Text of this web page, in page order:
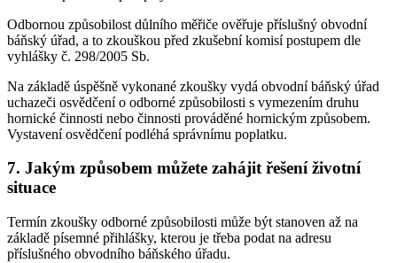
Odbornou způsobilost důlního měřiče ověřuje příslušný obvodní
báňský úřad, a to zkouškou před zkušební komisí postupem dle
vyhlášky č. 298/2005 Sb.
Na základě úspěšně vykonané zkoušky vydá obvodní báňský úřad
uchazeči osvědčení o odborné způsobilosti s vymezením druhu
hornické činnosti nebo činnosti prováděné hornickým způsobem.
Vystavení osvědčení podléhá správnímu poplatku.
7. Jakým způsobem můžete zahájit řešení životní
situace
Termín zkoušky odborné způsobilosti může být stanoven až na
základě písemné přihlášky, kterou je třeba podat na adresu
příslušného obvodního báňského úřadu.